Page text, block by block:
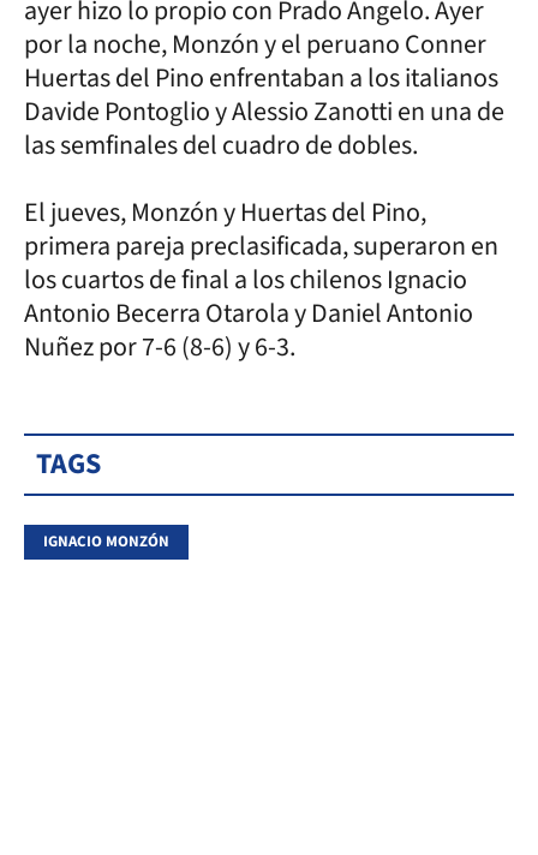
ayer hizo lo propio con Prado Angelo. Ayer
por la noche, Monzón y el peruano Conner
Huertas del Pino enfrentaban a los italianos
Davide Pontoglio y Alessio Zanotti en una de
las semfinales del cuadro de dobles.
El jueves, Monzón y Huertas del Pino,
primera pareja preclasificada, superaron en
los cuartos de final a los chilenos Ignacio
Antonio Becerra Otarola y Daniel Antonio
Nuñez por 7-6 (8-6) y 6-3.
TAGS
IGNACIO MONZÓN